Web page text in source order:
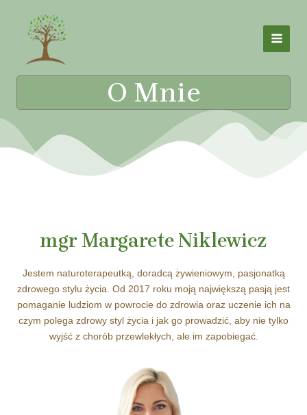
content
O Mnie
mgr Margarete Niklewicz
Jestem naturoterapeutką, doradcą żywieniowym, pasjonatką
zdrowego stylu życia. Od 2017 roku moją największą pasją jest
pomaganie ludziom w powrocie do zdrowia oraz uczenie ich na
czym polega zdrowy styl życia i jak go prowadzić, aby nie tylko
wyjść z chorób przewlekłych, ale im zapobiegać.